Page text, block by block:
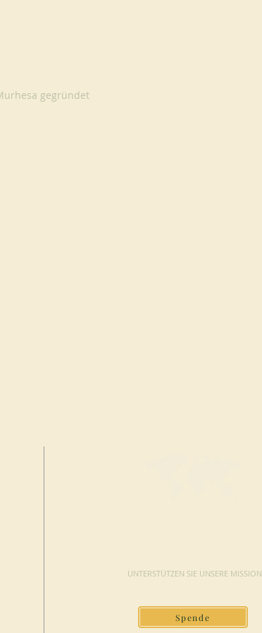
gegründet
UNTERSTÜTZEN SIE UNSERE MISSION
Spende